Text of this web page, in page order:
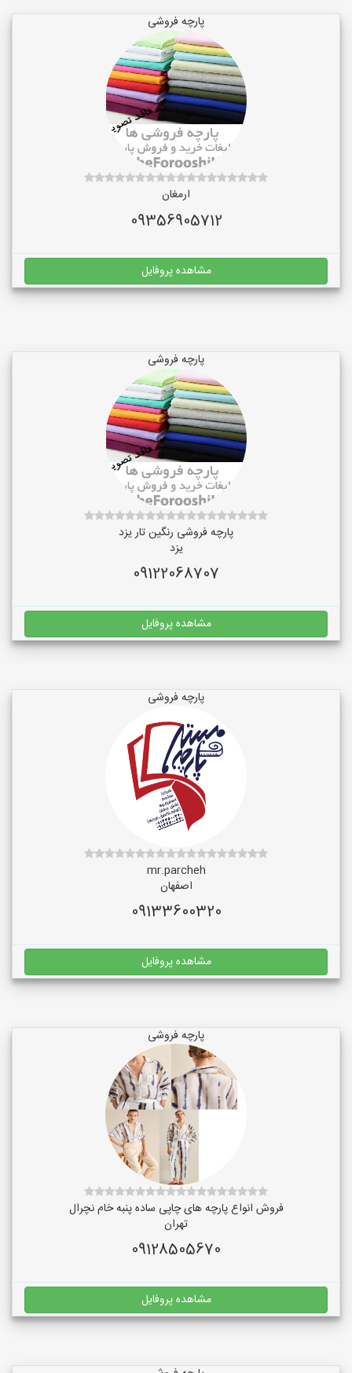
پارچه فروشی
ارمغان
09356905712
مشاهده پروفایل
پارچه فروشی
پارچه فروشی رنگین تار یزد
یزد
09122068707
مشاهده پروفایل
پارچه فروشی
mr.parcheh
اصفهان
09133600320
مشاهده پروفایل
پارچه فروشی
فروش انواع پارچه های چاپی ساده پنبه خام نچرال
تهران
09128505670
مشاهده پروفایل